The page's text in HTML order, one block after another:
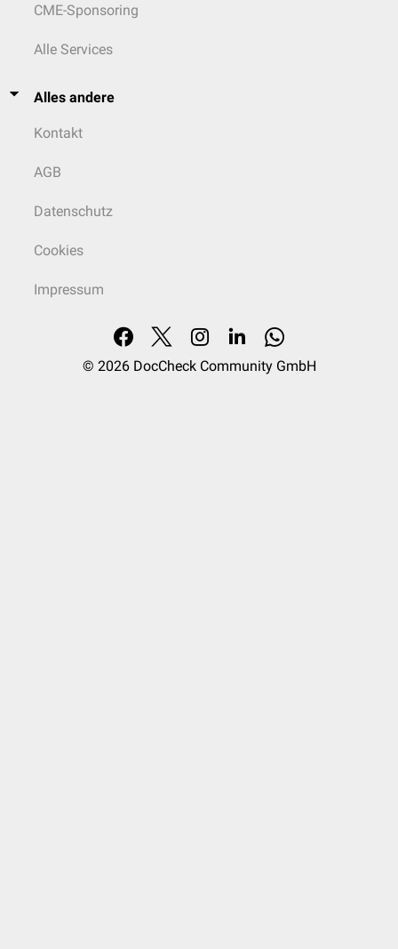
CME-Sponsoring
Alle Services
Alles andere
Kontakt
AGB
Datenschutz
Cookies
Impressum
© 2026 DocCheck Community GmbH